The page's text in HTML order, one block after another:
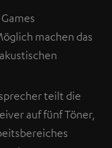
machen das
teilt die
auf fünf Töner,